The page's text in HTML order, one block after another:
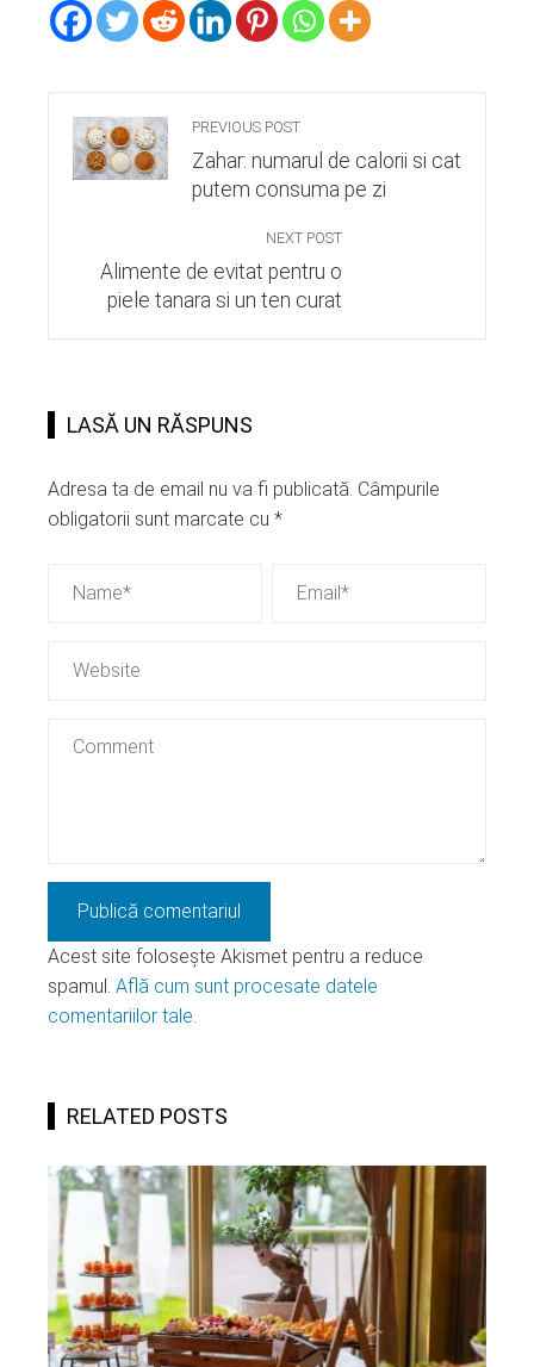
PREVIOUS POST
Zahar: numarul de calorii si cat
putem consuma pe zi
NEXT POST
Alimente de evitat pentru o
piele tanara si un ten curat
LASĂ UN RĂSPUNS
Adresa ta de email nu va fi publicată. Câmpurile
obligatorii sunt marcate cu *
Acest site folosește Akismet pentru a reduce
spamul. Află cum sunt procesate datele
comentariilor tale
RELATED POSTS